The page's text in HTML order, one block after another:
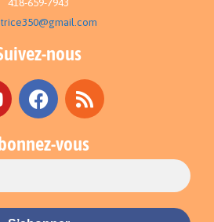
418-659-7943
nous
vous